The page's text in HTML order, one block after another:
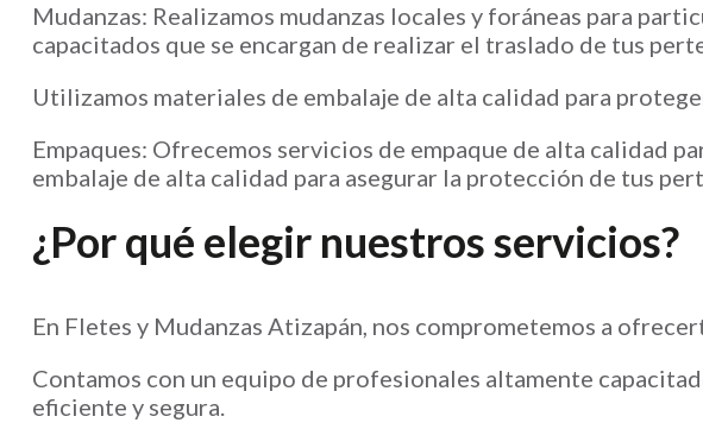
Mudanzas: Realizamos mudanzas locales y foráneas para
capacitados que se encargan de realizar el traslado de tus
Utilizamos materiales de embalaje de alta calidad para
Empaques: Ofrecemos servicios de empaque de alta calidad
embalaje de alta calidad para asegurar la protección de tus
¿Por qué elegir nuestros servicios?
En Fletes y Mudanzas Atizapán, nos comprometemos a
Contamos con un equipo de profesionales altamente
eficiente y segura.